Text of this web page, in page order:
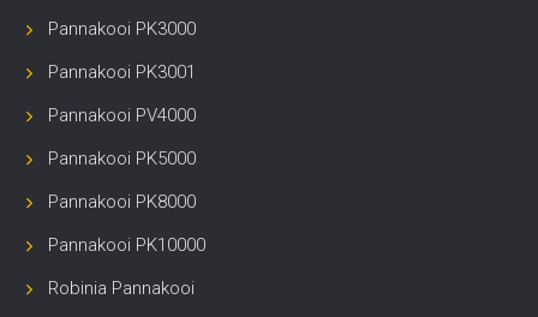
Pannakooi PK3000
Pannakooi PK3001
Pannakooi PV4000
Pannakooi PK5000
Pannakooi PK8000
Pannakooi PK10000
Robinia Pannakooi